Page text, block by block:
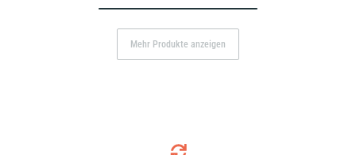
Mehr Produkte anzeigen